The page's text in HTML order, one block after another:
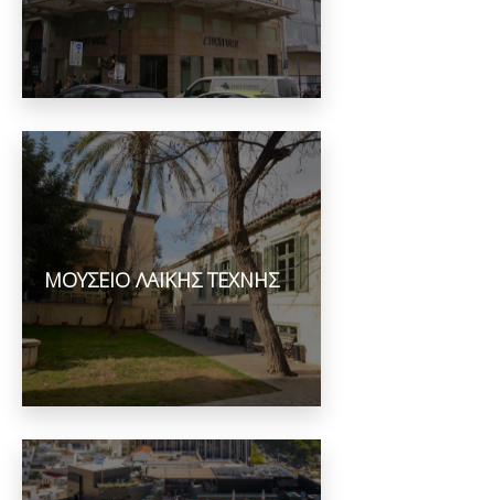
ΜΟΥΣΕΙΟ ΛΑΙΚΗΣ ΤΕΧΝΗΣ